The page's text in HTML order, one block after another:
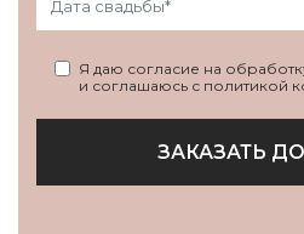
Я даю согласие на
и соглашаюсь с политикой
ЗАКАЗАТЬ